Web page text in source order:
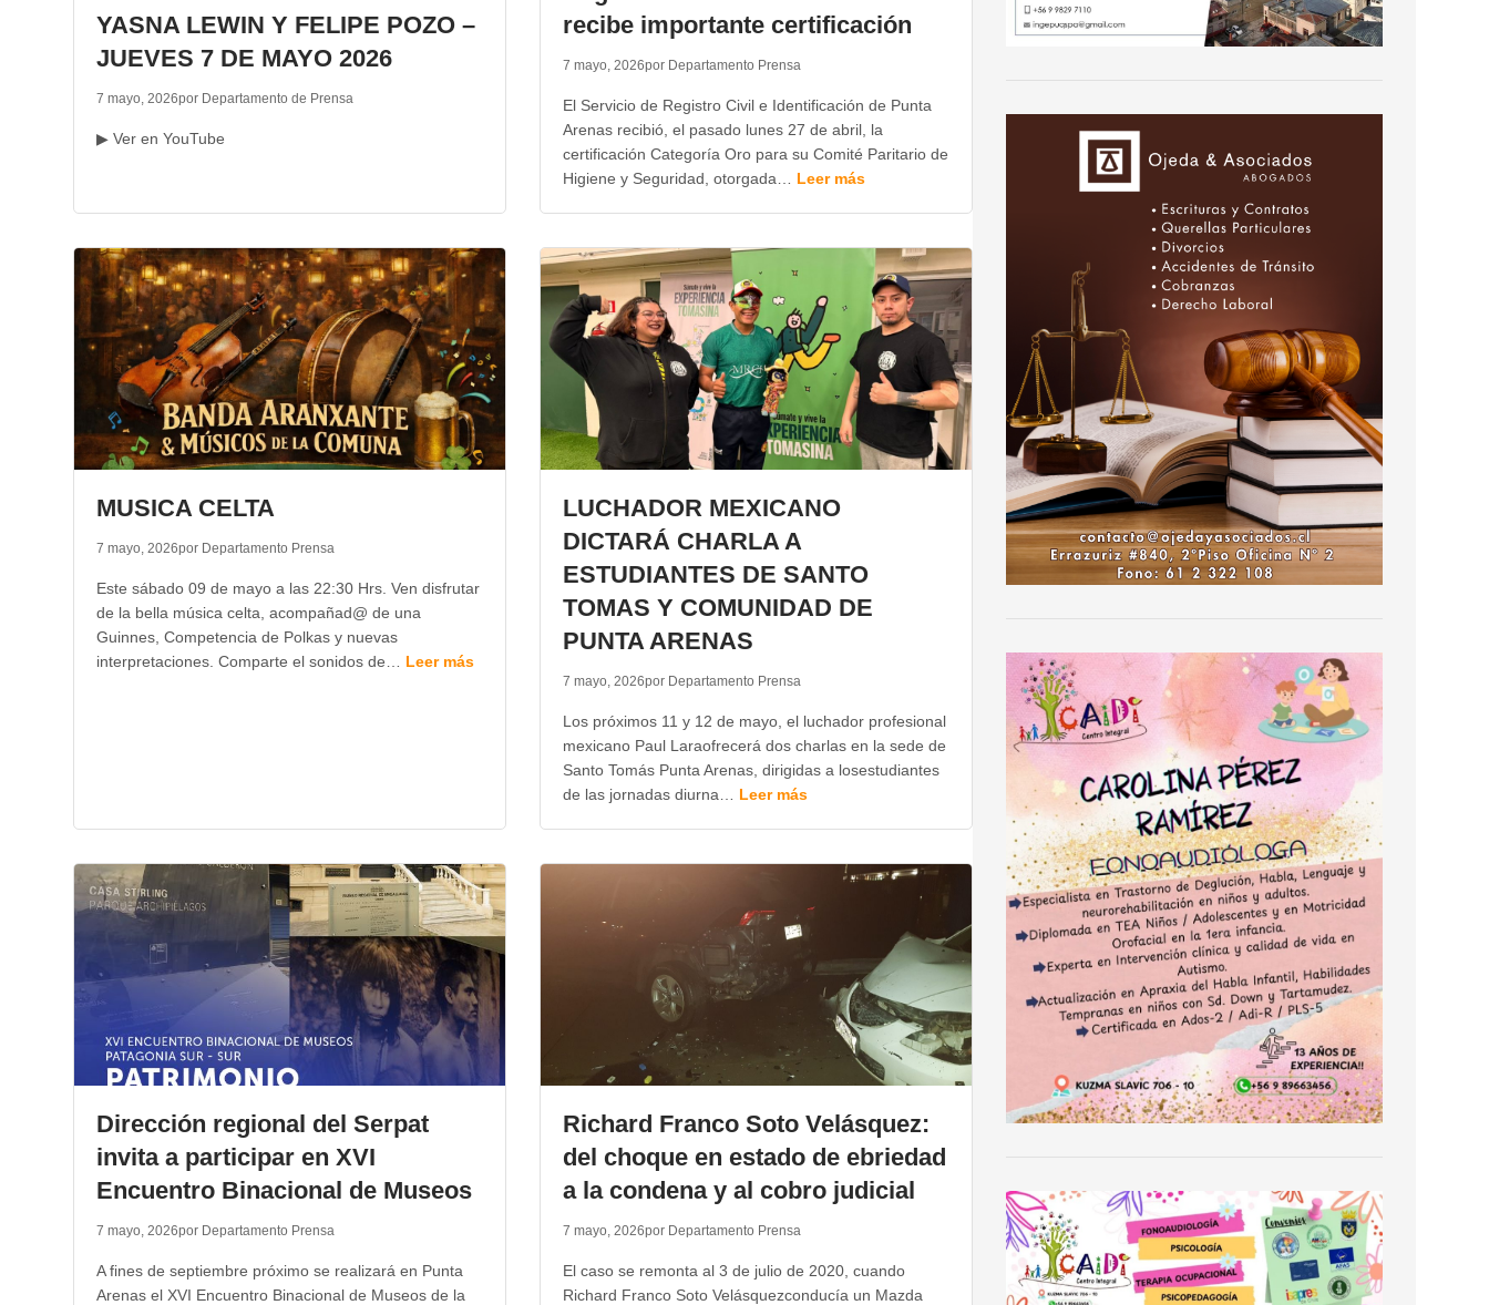
YASNA LEWIN Y FELIPE POZO –
JUEVES 7 DE MAYO 2026
7 mayo, 2026por Departamento de Prensa
▶ Ver en YouTube
recibe importante certificación
7 mayo, 2026por Departamento Prensa
El Servicio de Registro Civil e Identificación de Punta
Arenas recibió, el pasado lunes 27 de abril, la
certificación Categoría Oro para su Comité Paritario de
Higiene y Seguridad, otorgada… Leer más
MUSICA CELTA
7 mayo, 2026por Departamento Prensa
Este sábado 09 de mayo a las 22:30 Hrs. Ven disfrutar
de la bella música celta, acompañad@ de una
Guinnes, Competencia de Polkas y nuevas
interpretaciones. Comparte el sonidos de… Leer más
LUCHADOR MEXICANO
DICTARÁ CHARLA A
ESTUDIANTES DE SANTO
TOMAS Y COMUNIDAD DE
PUNTA ARENAS
7 mayo, 2026por Departamento Prensa
Los próximos 11 y 12 de mayo, el luchador profesional
mexicano Paul Laraofrecerá dos charlas en la sede de
Santo Tomás Punta Arenas, dirigidas a losestudiantes
de las jornadas diurna… Leer más
Dirección regional del Serpat
invita a participar en XVI
Encuentro Binacional de Museos
7 mayo, 2026por Departamento Prensa
A fines de septiembre próximo se realizará en Punta
Arenas el XVI Encuentro Binacional de Museos de la
Richard Franco Soto Velásquez:
del choque en estado de ebriedad
a la condena y al cobro judicial
7 mayo, 2026por Departamento Prensa
El caso se remonta al 3 de julio de 2020, cuando
Richard Franco Soto Velásquezconducía un Mazda